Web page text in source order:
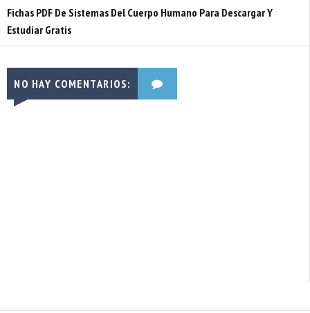
Fichas PDF De Sistemas Del Cuerpo Humano Para Descargar Y
Estudiar Gratis
NO HAY COMENTARIOS: